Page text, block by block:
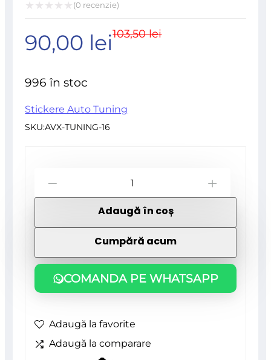
la
(0 recenzie)
103,50leiPrețul
103,50 lei.
90,00 lei
Prețul
996 în stoc
Stickere Auto Tuning
SKU:AVX-TUNING-16
COMANDA PE WHATSAPP
Set
autoadezive
Tuning,
model
Stripes
V2",
Adaugă în coș
Cumpără acum
Adaugă la favorite
Adaugă la comparare